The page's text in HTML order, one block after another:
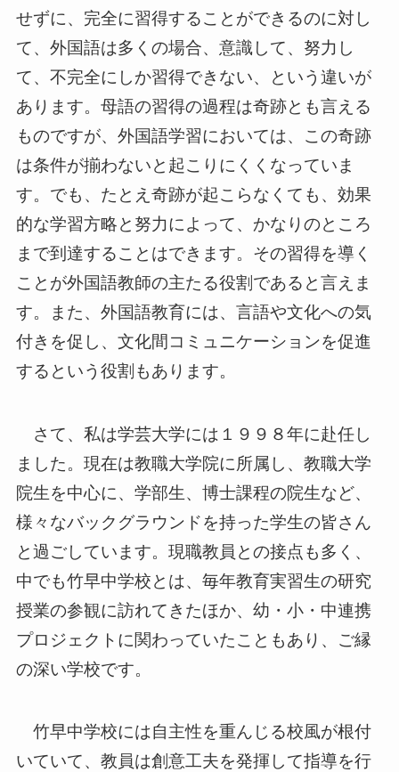
せずに、完全に習得することができるのに対し
て、外国語は多くの場合、意識して、努力し
て、不完全にしか習得できない、という違いが
あります。母語の習得の過程は奇跡とも言える
ものですが、外国語学習においては、この奇跡
は条件が揃わないと起こりにくくなっていま
す。でも、たとえ奇跡が起こらなくても、効果
的な学習方略と努力によって、かなりのところ
まで到達することはできます。その習得を導く
ことが外国語教師の主たる役割であると言えま
す。また、外国語教育には、言語や文化への気
付きを促し、文化間コミュニケーションを促進
するという役割もあります。
さて、私は学芸大学には１９９８年に赴任し
ました。現在は教職大学院に所属し、教職大学
院生を中心に、学部生、博士課程の院生など、
様々なバックグラウンドを持った学生の皆さん
と過ごしています。現職教員との接点も多く、
中でも竹早中学校とは、毎年教育実習生の研究
授業の参観に訪れてきたほか、幼・小・中連携
プロジェクトに関わっていたこともあり、ご縁
の深い学校です。
竹早中学校には自主性を重んじる校風が根付
いていて、教員は創意工夫を発揮して指導を行